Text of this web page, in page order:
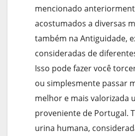
mencionado
acostumados a diversas
também na Antiguidade,
consideradas de
Isso pode fazer você
ou simplesmente passar
melhor e mais valorizada
proveniente de Portugal.
urina humana,